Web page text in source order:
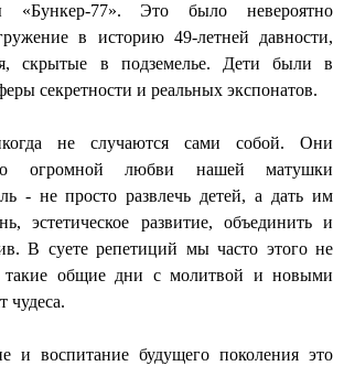
«Бункер-77». Это было невероятно
в историю 49-летней давности,
скрытые в подземелье. Дети были в
секретности и реальных экспонатов.
не случаются сами собой. Они
огромной любви нашей матушки
- не просто развлечь детей, а дать им
эстетическое развитие, объединить и
В суете репетиций мы часто этого не
такие общие дни с молитвой и новыми
чудеса.
и воспитание будущего поколения это